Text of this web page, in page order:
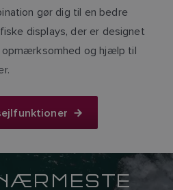
gør dig til en bedre
displays, der er designet
opmærksomhed og hjælp til